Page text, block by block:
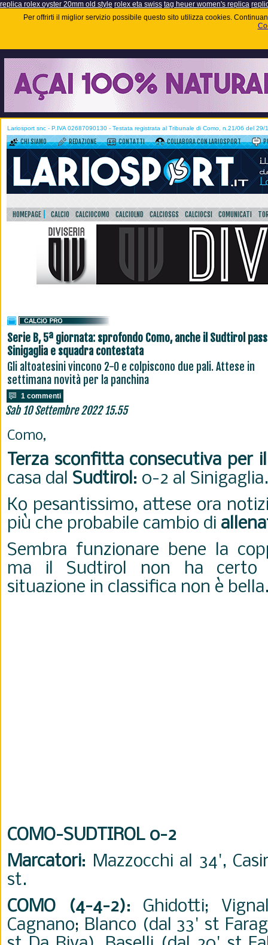
replica rolex oyster 20mm old style rolex eta swiss tag heuer women's replica
Per offrirti il miglior servizio possibile questo sito utilizza cookies.
Lariosport snc - P.IVA 02687090130 - Testata registrata al Tribunale di Como, n.21/06 del 29/
CHI SIAMO REDAZIONE CONTATTI COLLABORA CON LARIOSPORT
HOMEPAGE CALCIO CALCIOCOMO CALCIOLND CALCIOSGS CALCIOCSI COMUNICATI
Serie B, 5ª giornata: sprofondo Como, anche il Sudtirol
Sinigaglia e squadra contestata
Gli altoatesini vincono 2-0 e colpiscono due pali. Attese in
settimana novità per la panchina
1 commenti
Sab 10 Settembre 2022 15.55
Como,
Terza sconfitta consecutiva per
casa dal Sudtirol: 0-2 al Sinigaglia.
Ko pesantissimo, attese ora
più che probabile cambio di
Sembra funzionare bene la
ma il Sudtirol non ha certo
situazione in classifica non è
COMO-SUDTIROL 0-2
Marcatori: Mazzocchi al 34',
st.
COMO (4-4-2): Ghidotti;
Cagnano; Blanco (dal 33' st